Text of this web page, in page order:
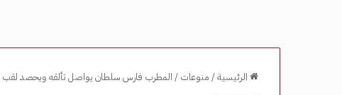
الرئيسية/ منوعات / المطرب فارس سلطان يواصل تألقه ويحصد لقب